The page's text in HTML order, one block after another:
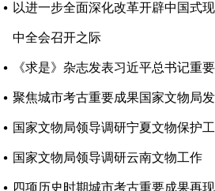
以进一步全面深化改革开辟中国
中全会召开之际
《求是》杂志发表习近平总书记重
聚焦城市考古重要成果国家文物局
国家文物局领导调研宁夏文物保护
国家文物局领导调研云南文物工作
四项历史时期城市考古重要成果再